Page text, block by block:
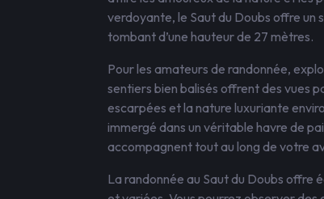
verdoyante, le Saut du Doubs offre
tombant d’une hauteur de 27 mètres.
Pour les amateurs de randonnée,
sentiers bien balisés offrent des vues
escarpées et la nature luxuriante
immergé dans un véritable havre de
accompagnent tout au long de votre
La randonnée au Saut du Doubs offre